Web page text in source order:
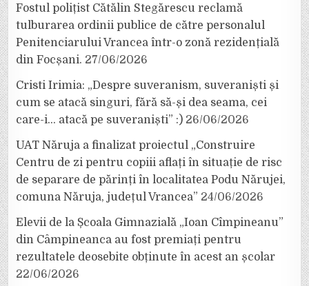
Fostul polițist Cătălin Stegărescu reclamă
tulburarea ordinii publice de către personalul
Penitenciarului Vrancea într-o zonă rezidențială
din Focșani. 27/06/2026
Cristi Irimia: „Despre suveranism, suveraniști și
cum se atacă singuri, fără să-și dea seama, cei
care-i… atacă pe suveraniști” :) 26/06/2026
UAT Năruja a finalizat proiectul „Construire
Centru de zi pentru copiii aflați în situație de risc
de separare de părinți în localitatea Podu Nărujei,
comuna Năruja, județul Vrancea” 24/06/2026
Elevii de la Școala Gimnazială „Ioan Cîmpineanu”
din Câmpineanca au fost premiați pentru
rezultatele deosebite obținute în acest an școlar
22/06/2026